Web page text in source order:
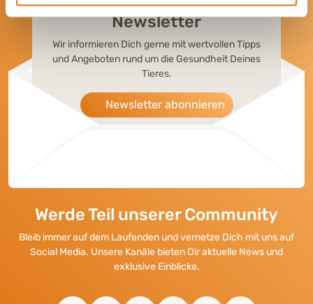
Newsletter
Wir informieren Dich gerne mit wertvollen Tipps
und Angeboten rund um die Gesundheit Deines
Tieres.
Newsletter abonnieren
Werde Teil unserer Community
Bleib immer auf dem Laufenden und vernetze Dich mit uns auf
Social Media. Unsere Kanäle bieten Dir aktuelle News und
exklusive Einblicke.